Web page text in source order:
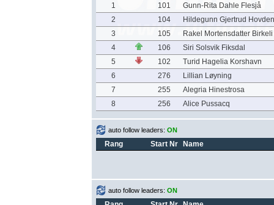
1
101
Gunn-Rita Dahle Flesjå
2
104
Hildegunn Gjertrud
3
105
Rakel Mortensdatter Birkeli
4
106
Siri Solsvik Fiksdal
5
102
Turid Hagelia Korshavn
6
276
Lillian Løyning
7
255
Alegria Hinestrosa
8
256 Alice Pussacq
auto follow leaders: ON
Rang Start Nr Name
auto follow leaders: ON